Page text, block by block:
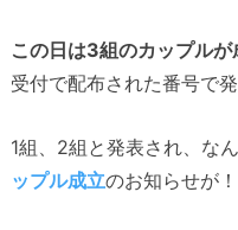
この日は3組のカップルが
受付で配布された番号で発
1組、2組と発表され、な
ップル成立のお知らせが！